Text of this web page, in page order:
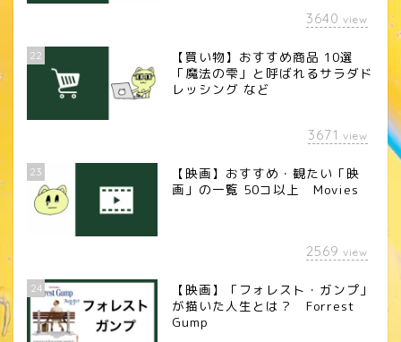
3640 view
22
【買い物】おすすめ商品 10選
「魔法の雫」と呼ばれるサラダド
レッシング など
3671 view
23
【映画】おすすめ・観たい「映
画」の一覧 50コ以上 Movies
2569 view
24
【映画】「フォレスト・ガンプ」
が描いた人生とは？ Forrest
Gump